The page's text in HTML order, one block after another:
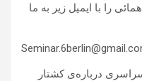
را با ایمیل زیر به ما
درباره‌ی کشتار